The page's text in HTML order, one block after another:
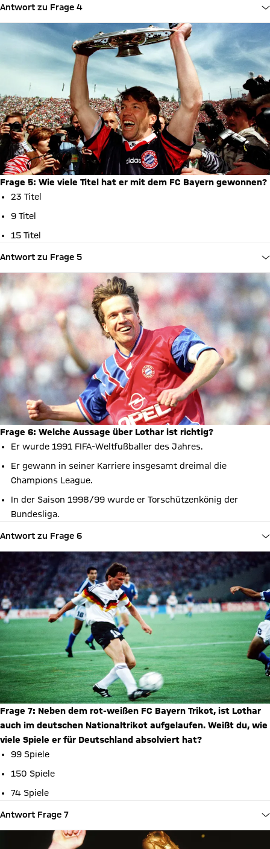
Antwort zu Frage 4
Frage 5: Wie viele Titel hat er mit dem FC Bayern gewonnen?
23 Titel
9 Titel
15 Titel
Antwort zu Frage 5
Frage 6: Welche Aussage über Lothar ist richtig?
Er wurde 1991 FIFA-Weltfußballer des Jahres.
Er gewann in seiner Karriere insgesamt dreimal die
Champions League.
In der Saison 1998/99 wurde er Torschützenkönig der
Bundesliga.
Antwort zu Frage 6
Frage 7: Neben dem rot-weißen FC Bayern Trikot, ist Lothar
auch im deutschen Nationaltrikot aufgelaufen. Weißt du, wie
viele Spiele er für Deutschland absolviert hat?
99 Spiele
150 Spiele
74 Spiele
Antwort Frage 7